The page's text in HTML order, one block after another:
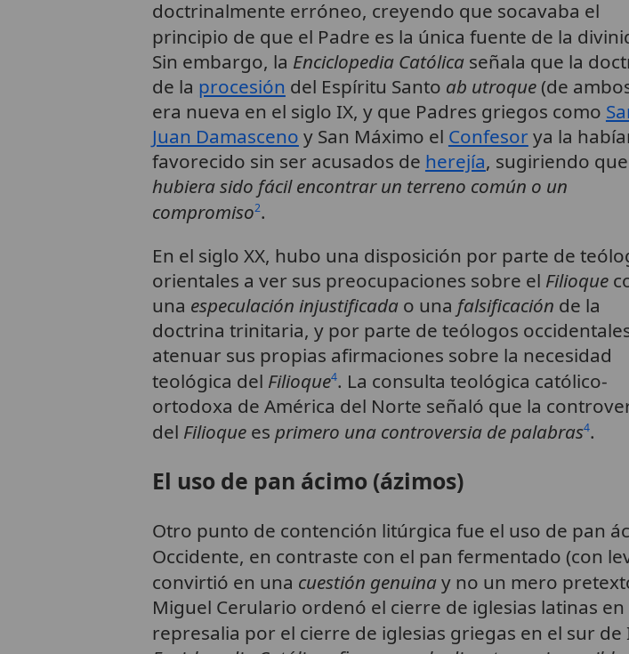
doctrinalmente erróneo, creyendo que socavaba el
principio de que el Padre es la única fuente de la
Sin embargo, la Enciclopedia Católicaseñala que la
de la procesión del Espíritu Santo ab utroque(de
era nueva en el siglo IX, y que Padres griegos como
Juan Damasceno y San Máximo el Confesorya la
favorecido sin ser acusados de herejía, sugiriendo que
hubiera sido fácil encontrar un terreno común o un
compromiso2.
En el siglo XX, hubo una disposición por parte de
orientales a ver sus preocupaciones sobre el Filioque
una especulación injustificadao una falsificación de la
doctrina trinitaria, y por parte de teólogos
atenuar sus propias afirmaciones sobre la necesidad
teológica del Filioque4. La consulta teológica católico-
ortodoxa de América del Norte señaló que la
del Filioquees primero una controversia de palabras4.
El uso de pan ácimo (ázimos)
Otro punto de contención litúrgica fue el uso de pan
Occidente, en contraste con el pan fermentado (con
convirtió en una cuestión genuinay no un mero
Miguel Cerulario ordenó el cierre de iglesias latinas
represalia por el cierre de iglesias griegas en el sur